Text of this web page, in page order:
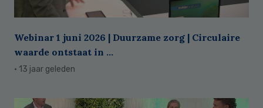
Webinar 1 juni 2026 | Duurzame zorg | Circulaire
waarde ontstaat in ...
· 13 jaar geleden